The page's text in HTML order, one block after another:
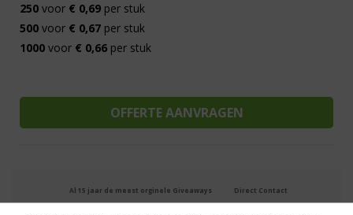
250 voor € 0,69 per stuk
500 voor € 0,67 per stuk
1000 voor € 0,66 per stuk
Al 15 jaar de meest orginele Giveaways Direct Contact